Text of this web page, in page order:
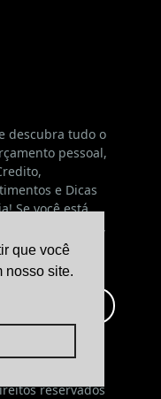
descubra tudo o
pessoal,
e Dicas
Se você está
seu portfólio,
e recursos
reservados